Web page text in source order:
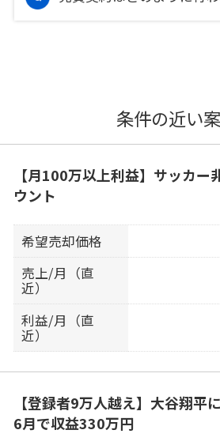
条件の近い
【月100万以上利益】サッカー
ウント
希望売却価格
売上/月（直
近）
利益/月（直
近）
【登録者9万人越え】大谷翔平
6月で収益330万円